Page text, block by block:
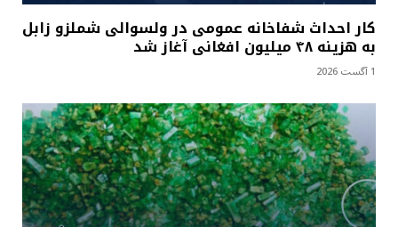
کار احداث شفاخانه عمومی در ولسوالی شملزو زابل
به هزینه ۴۸ میلیون افغانی آغاز شد
1 آگست 2026